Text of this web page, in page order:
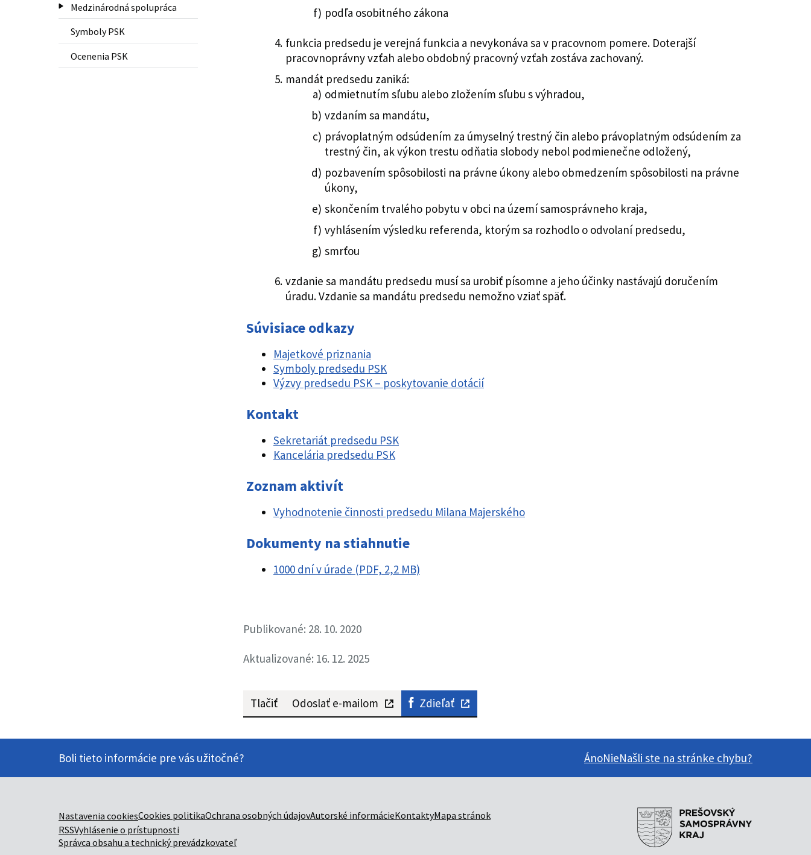
Medzinárodná spolupráca
Symboly PSK
Ocenenia PSK
podľa osobitného zákona
funkcia predsedu je verejná funkcia a nevykonáva sa v pracovnom pomere. Doterajší
pracovnoprávny vzťah alebo obdobný pracovný vzťah zostáva zachovaný.
mandát predsedu zaniká:
odmietnutím sľubu alebo zložením sľubu s výhradou,
vzdaním sa mandátu,
právoplatným odsúdením za úmyselný trestný čin alebo právoplatným odsúdením za
trestný čin, ak výkon trestu odňatia slobody nebol podmienečne odložený,
pozbavením spôsobilosti na právne úkony alebo obmedzením spôsobilosti na právne
úkony,
skončením trvalého pobytu v obci na území samosprávneho kraja,
vyhlásením výsledku referenda, ktorým sa rozhodlo o odvolaní predsedu,
smrťou
vzdanie sa mandátu predsedu musí sa urobiť písomne a jeho účinky nastávajú doručením
úradu. Vzdanie sa mandátu predsedu nemožno vziať späť.
Súvisiace odkazy
Majetkové priznania
Symboly predsedu PSK
Výzvy predsedu PSK – poskytovanie dotácií
Kontakt
Sekretariát predsedu PSK
Kancelária predsedu PSK
Zoznam aktivít
Vyhodnotenie činnosti predsedu Milana Majerského
Dokumenty na stiahnutie
1000 dní v úrade (PDF, 2,2 MB)
Publikované: 28. 10. 2020
Aktualizované: 16. 12. 2025
Tlačiť Odoslať e-mailom Zdieľať
Boli tieto informácie pre vás užitočné? ÁnoNieNašli ste na stránke chybu?
Nastavenia cookiesCookies politikaOchrana osobných údajovAutorské informácieKontaktyMapa stránok
RSSVyhlásenie o prístupnosti
Správca obsahu a technický prevádzkovateľ